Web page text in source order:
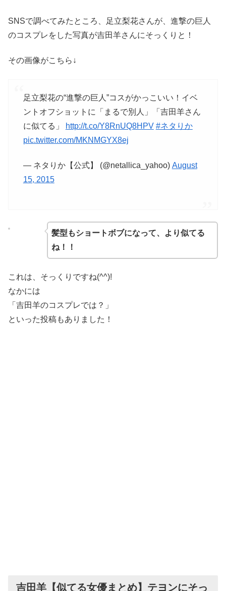
SNSで調べてみたところ、足立梨花さんが、進撃の巨人
のコスプレをした写真が吉田羊さんにそっくりと！
その画像がこちら↓
足立梨花の“進撃の巨人”コスがかっこいい！イベ
ントオフショットに「まるで別人」「吉田羊さん
に似てる」
http://t.co/Y8RnUQ8HPV #ネタりか
pic.twitter.com/MKNMGYX8ej
— ネタりか【公式】 (@netallica_yahoo) August
15, 2015
髪型もショートボブになって、より似てる
ね！！
これは、そっくりですね(^^)!
なかには
「吉田羊のコスプレでは？」
といった投稿もありました！
吉田羊【似てる女優まとめ】テヨンにそっ